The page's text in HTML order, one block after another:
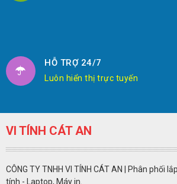
HỖ TRỢ 24/7
Luôn hiển thị trực tuyến
VI TÍNH CÁT AN
CÔNG TY TNHH VI TÍNH CÁT AN | Phân phối
tính - Laptop, Máy in.